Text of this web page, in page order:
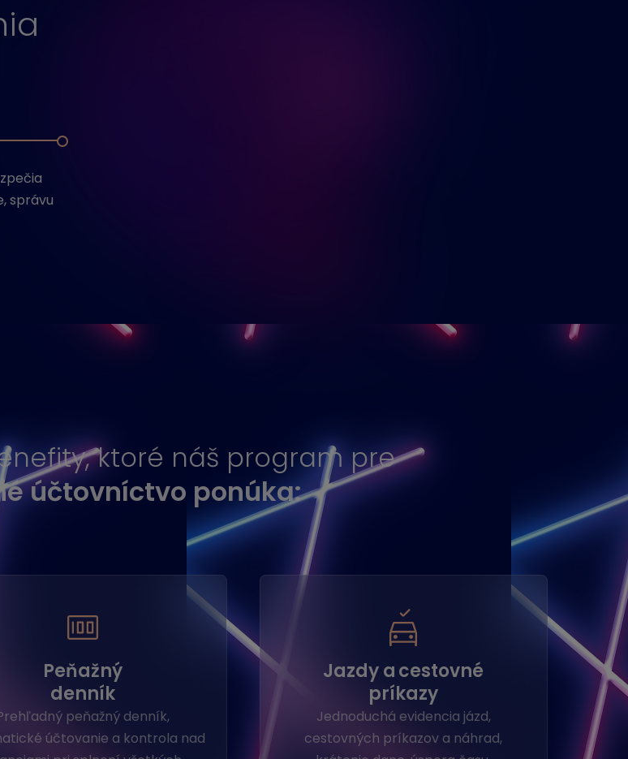
správu
ktoré náš program pre
účtovníctvo ponúka:
Peňažný
denník
peňažný denník,
účtovanie a kontrola nad
Jazdy a cestovné
príkazy
Jednoduchá evidencia jázd,
cestovných príkazov a náhrad,